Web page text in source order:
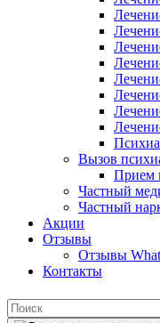
Вызов
Прием
Частный
Частный
Акции
Отзывы
Отзывы
Контакты